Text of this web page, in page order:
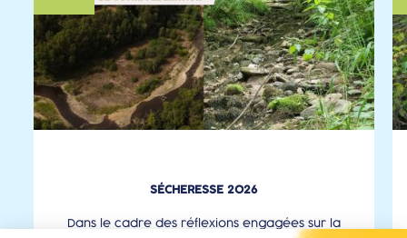
SÉCHERESSE 2026
Dans le cadre des réflexions engagées sur la